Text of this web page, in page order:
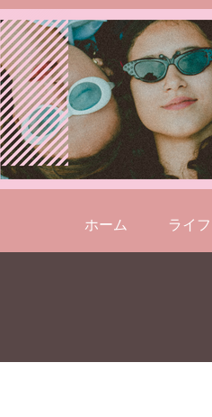
ホーム ライ